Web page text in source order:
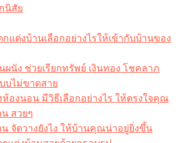
นิสัย
แต่งบ้านเลือกอย่างไรให้เข้ากับบ้านของ
นัง ช่วยเรียกทรัพย์ เงินทอง โชคลาภ
บไม่ขาดสาย
องนอน มีวิธีเลือกอย่างไร ให้ตรงใจคุณ
สวยๆ
จัดวางยังไง ให้บ้านคุณน่าอยู่ยิ่งขึ้น